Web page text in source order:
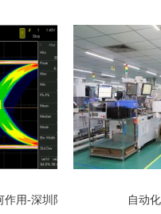
用-深圳阿赛姆 自动